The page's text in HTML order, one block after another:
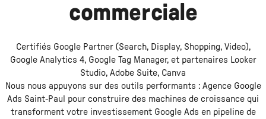
commerciale
Certifiés Google Partner (Search, Display, Shopping, Video),
Google Analytics 4, Google Tag Manager, et partenaires Looker
Studio, Adobe Suite, Canva
Nous nous appuyons sur des outils performants : Agence Google
Ads Saint-Paul
pour construire des machines de croissance qui
transforment votre investissement Google Ads en pipeline de